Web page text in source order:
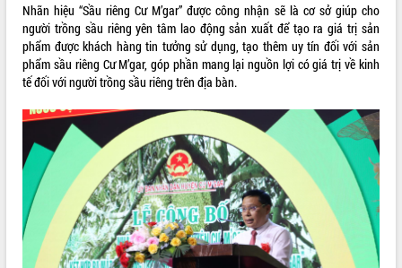
Bí thư Tỉnh ủy Lương Nguyễn Minh
Triết thăm, tặng quà người có công với
cách mạng
Rà soát, hoàn thiện hệ thống thiết chế
văn hóa, thể thao đáp ứng yêu cầu
phát triển mới
Thường trực HĐND tỉnh Đắk Lắk gặp
mặt Đoàn chuyên gia y tế TP. Hồ Chí
Minh
Lễ truy điệu và an táng hài cốt liệt sĩ
tại Nghĩa trang Liệt sĩ xã Sơn Hòa
Bàn giải pháp tháo gỡ khó khăn trong
xuất khẩu sầu riêng và triển khai quy
định EUDR
LIÊN KẾT WEB
THỐNG KÊ TRUY CẬP
Hôm nay:
875
Tất cả:
66046198
Nhãn hiệu “Sầu riêng Cư M’gar” được công nhận sẽ là cơ sở giúp cho
người trồng sầu riêng yên tâm lao động sản xuất để tạo ra giá trị sản
phẩm được khách hàng tin tưởng sử dụng, tạo thêm uy tín đối với sản
phẩm sầu riêng Cư M’gar, góp phần mang lại nguồn lợi có giá trị về kinh
tế đối với người trồng sầu riêng trên địa bàn.